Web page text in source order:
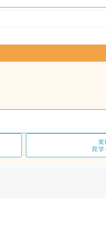
実
見